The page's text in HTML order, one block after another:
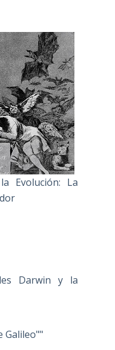
Evolución: La
Darwin y la
Galileo""